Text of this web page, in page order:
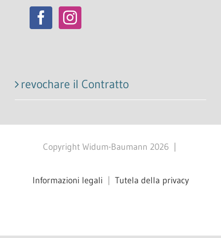
revochare il Contratto
Copyright Widum-Baumann 2026
Informazioni legali Tutela della privacy